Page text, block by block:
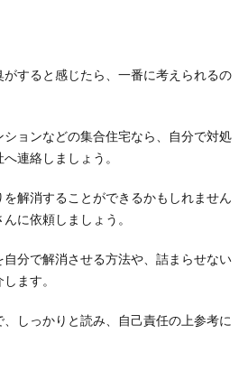
すると感じたら、一番に考えられるの
ョンなどの集合住宅なら、自分で対処
連絡しましょう。
解消することができるかもしれません
に依頼しましょう。
分で解消させる方法や、詰まらせない
ます。
しっかりと読み、自己責任の上参考に